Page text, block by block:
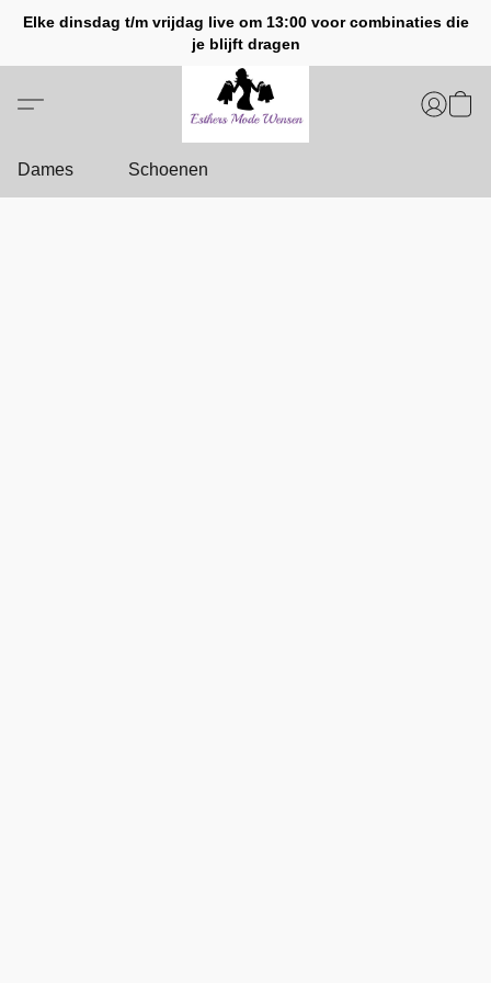
Elke dinsdag t/m vrijdag live om 13:00 voor combinaties die
je blijft dragen
Dames Schoenen